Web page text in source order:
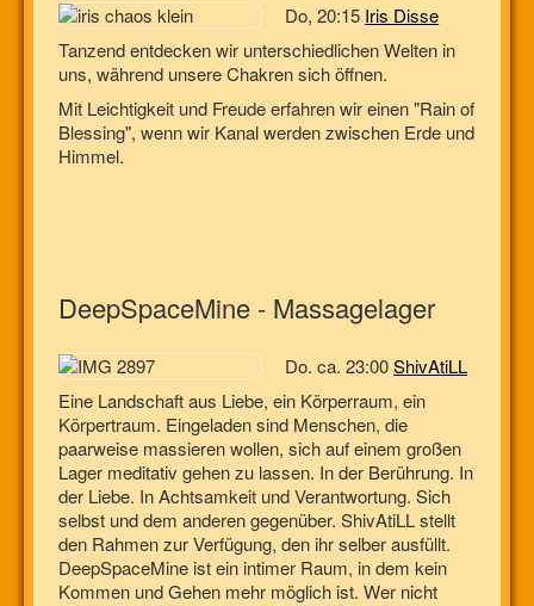
Do, 20:15 Iris Disse
Tanzend entdecken wir unterschiedlichen Welten in
uns, während unsere Chakren sich öffnen.
Mit Leichtigkeit und Freude erfahren wir einen "Rain of
Blessing", wenn wir Kanal werden zwischen Erde und
Himmel.
DeepSpaceMine - Massagelager
Do. ca. 23:00ShivAtiLL
Eine Landschaft aus Liebe, ein Körperraum, ein
Körpertraum. Eingeladen sind Menschen, die
paarweise massieren wollen, sich auf einem großen
Lager meditativ gehen zu lassen. In der Berührung. In
der Liebe. In Achtsamkeit und Verantwortung. Sich
selbst und dem anderen gegenüber. ShivAtiLL stellt
den Rahmen zur Verfügung, den ihr selber ausfüllt.
DeepSpaceMine ist ein intimer Raum, in dem kein
Kommen und Gehen mehr möglich ist. Wer nicht